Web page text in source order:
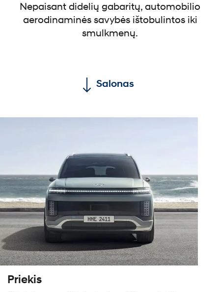
Nepaisant didelių gabaritų, automobilio
aerodinaminės savybės ištobulintos iki
smulkmenų.
Salonas
Priekis